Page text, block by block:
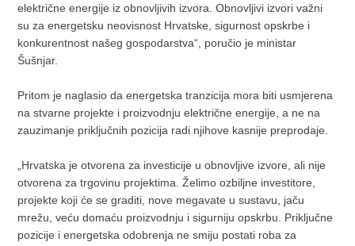
električne energije iz obnovljivih izvora. Obnovljivi izvori važni
su za energetsku neovisnost Hrvatske, sigurnost opskrbe i
konkurentnost našeg gospodarstva“, poručio je ministar
Šušnjar.
Pritom je naglasio da energetska tranzicija mora biti usmjerena
na stvarne projekte i proizvodnju električne energije, a ne na
zauzimanje priključnih pozicija radi njihove kasnije preprodaje.
„Hrvatska je otvorena za investicije u obnovljive izvore, ali nije
otvorena za trgovinu projektima. Želimo ozbiljne investitore,
projekte koji će se graditi, nove megavate u sustavu, jaču
mrežu, veću domaću proizvodnju i sigurniju opskrbu. Priključne
pozicije i energetska odobrenja ne smiju postati roba za